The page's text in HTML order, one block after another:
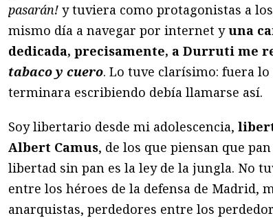
pasarán! y tuviera como protagonistas a
mismo día a navegar por internet yuna
dedicada, precisamente, a Durruti me
tabaco y cuero. Lo tuve clarísimo: fuera
terminara escribiendo debía llamarse así.
Soy libertario desde mi adolescencia,
Albert Camus, de los que piensan que
libertad sin pan es la ley de la jungla. No
entre los héroes de la defensa de Madrid,
anarquistas, perdedores entre los